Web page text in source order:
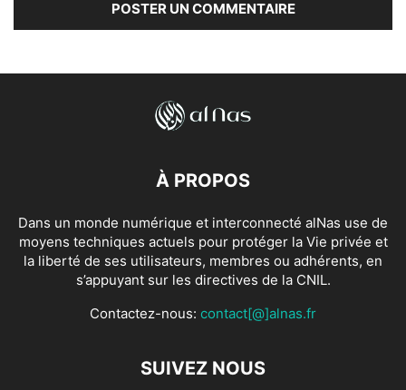
À PROPOS
Dans un monde numérique et interconnecté alNas use de
moyens techniques actuels pour protéger la Vie privée et
la liberté de ses utilisateurs, membres ou adhérents, en
s’appuyant sur les directives de la CNIL.
Contactez-nous: contact[@]alnas.fr
SUIVEZ NOUS